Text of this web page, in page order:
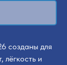
созданы для
и